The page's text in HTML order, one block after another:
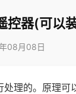
控器(可以
08月08日
理的。原理可